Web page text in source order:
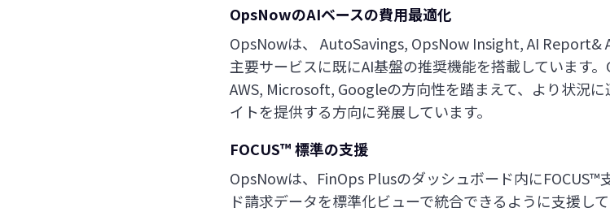
OpsNowのAIベースの費用最適化
OpsNowは、 AutoSavings, OpsNow Insight, AI Report&
主要サービスに既にAI基盤の推奨機能を搭載しています
AWS, Microsoft, Googleの方向性を踏まえて、より状況
イトを提供する方向に発展しています。
FOCUS™ 標準の支援
OpsNowは、FinOps Plusのダッシュボード内にFOCUS™
ド請求データを標準化ビューで統合できるように支援し